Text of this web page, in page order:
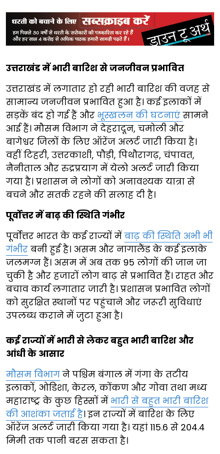
उत्तराखंड में भारी बारिश से जनजीवन प्रभावित
उत्तराखंड में लगातार हो रही भारी बारिश की वजह से
सामान्य जनजीवन प्रभावित हुआ है। कई इलाकों में
सड़कें बंद हो गई हैं और भूस्खलन की घटनाएं सामने
आई हैं। मौसम विभाग ने देहरादून, चमोली और
बागेश्वर जिलों के लिए ऑरेंज अलर्ट जारी किया है।
वहीं टिहरी, उत्तरकाशी, पौड़ी, पिथौरागढ़, चंपावत,
नैनीताल और रुद्रप्रयाग में येलो अलर्ट जारी किया
गया है। प्रशासन ने लोगों को अनावश्यक यात्रा से
बचने और सतर्क रहने की सलाह दी है।
पूर्वोत्तर में बाढ़ की स्थिति गंभीर
पूर्वोत्तर भारत के कई राज्यों में बाढ़ की स्थिति अभी भी
गंभीर बनी हुई है। असम और नागालैंड के कई इलाके
जलमग्न हैं। असम में अब तक 95 लोगों की जान जा
चुकी है और हजारों लोग बाढ़ से प्रभावित हैं। राहत और
बचाव कार्य लगातार जारी है। प्रशासन प्रभावित लोगों
को सुरक्षित स्थानों पर पहुंचाने और जरूरी सुविधाएं
उपलब्ध कराने में जुटा हुआ है।
कई राज्यों में भारी से लेकर बहुत भारी बारिश और
आंधी के आसार
मौसम विभाग ने पश्चिम बंगाल में गंगा के तटीय
इलाकों, ओडिशा, केरल, कोंकण और गोवा तथा मध्य
महाराष्ट्र के कुछ हिस्सों में भारी से बहुत भारी बारिश
की आशंका जताई है। इन राज्यों में बारिश के लिए
ऑरेंज अलर्ट जारी किया गया है। यहां 115.6 से 204.4
मिमी तक पानी बरस सकता है।